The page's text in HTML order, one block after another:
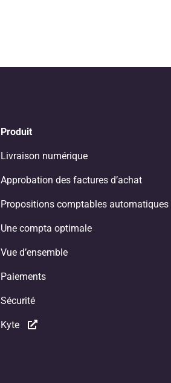
Produit
Livraison numérique
Approbation des factures d’achat
Propositions comptables automatiques
Une compta optimale
Vue d’ensemble
Paiements
Sécurité
Kyte